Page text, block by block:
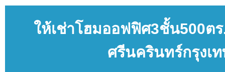
ให้เช่าโฮมออฟฟิศ3ชั้น500ต
ศรีนครินทร์กรุงเ